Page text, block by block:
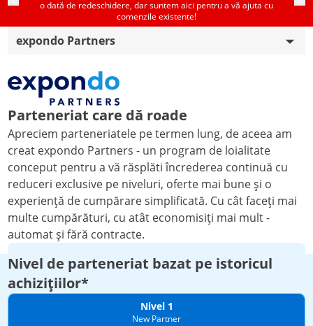
o dată de redeschidere, dar suntem aici pentru a vă ajuta cu
comenzile existente!
expondo Partners
Reglementări pentru baterii
Cele mai bune preturi garantate
Informații despre expediere
Aviz juridic
Plată
Politică de confidențialitate
Cookies
Returnare & Retragere
Parteneriat care dă roade
Apreciem parteneriatele pe termen lung, de aceea am
creat expondo Partners - un program de loialitate
conceput pentru a vă răsplăti încrederea continuă cu
reduceri exclusive pe niveluri, oferte mai bune și o
experiență de cumpărare simplificată. Cu cât faceți mai
multe cumpărături, cu atât economisiți mai mult -
automat și fără contracte.
Nivel de parteneriat bazat pe istoricul
achizițiilor*
Nivel 1
New Partner